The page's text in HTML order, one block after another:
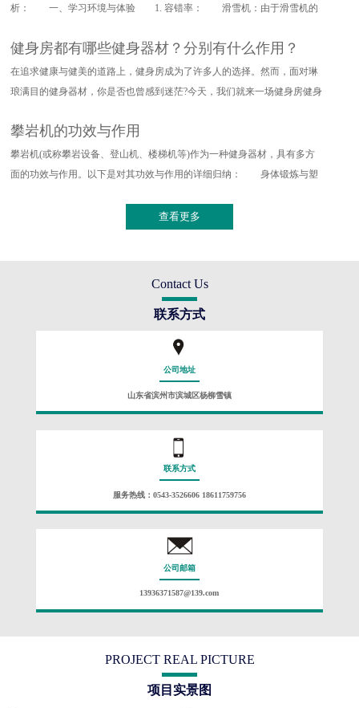
析： 一、学习环境与体验 1. 容错率： 滑雪机：由于滑雪机的
健身房都有哪些健身器材？分别有什么作用？
追求健康与健美的道路上，健身房成为了许多人的选择。然而，面对琳
琅满目的健身器材，你是否也曾感到迷茫?今天，我们就来一场健身房健身
攀岩机的功效与作用
岩机(或称攀岩设备、登山机、楼梯机等)作为一种健身器材，具有多方
面的功效与作用。以下是对其功效与作用的详细归纳： 身体锻炼与塑
查看更多
Contact Us
联系方式
公司地址
山东省滨州市滨城区杨柳雪镇
联系方式
服务热线：0543-3526606 18611759756
公司邮箱
13936371587@139.com
PROJECT REAL PICTURE
项目实景图